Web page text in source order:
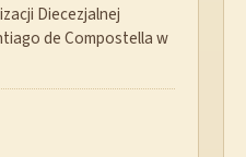
Diecezjalnej
de Compostella w